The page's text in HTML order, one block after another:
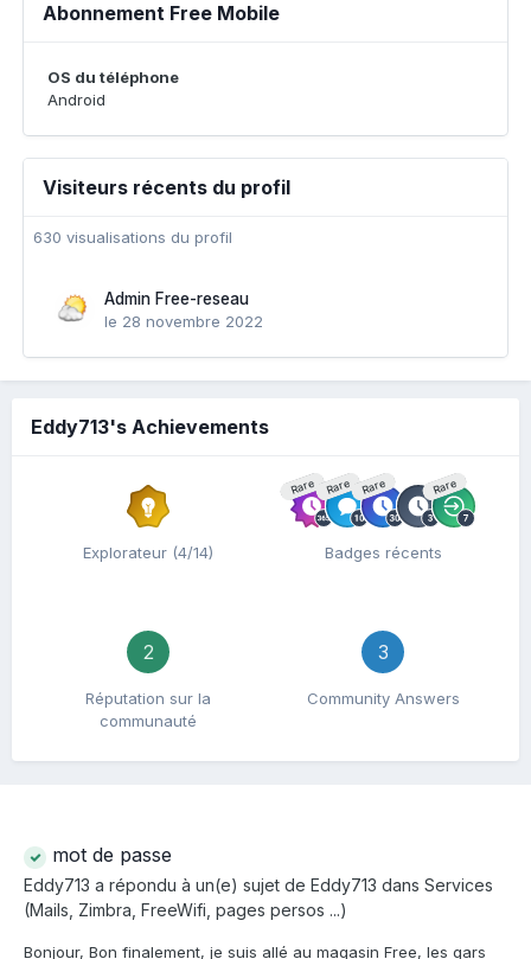
Abonnement Free Mobile
OS du téléphone
Android
Visiteurs récents du profil
630 visualisations du profil
Admin Free-reseau
le 28 novembre 2022
Eddy713's Achievements
Explorateur (4/14)
Rare Rare Rare Rare
Badges récents
2
Réputation sur la
communauté
3
Community Answers
mot de passe
Eddy713 a répondu à un(e) sujet de Eddy713 dans Services
(Mails, Zimbra, FreeWifi, pages persos ...)
Bonjour, Bon finalement, je suis allé au magasin Free, les gars